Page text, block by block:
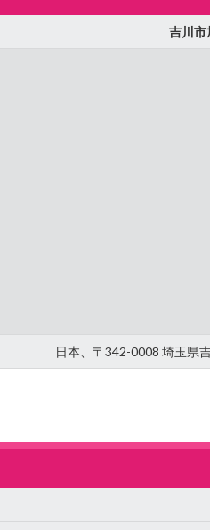
吉川市
日本、〒342-0008 埼玉県